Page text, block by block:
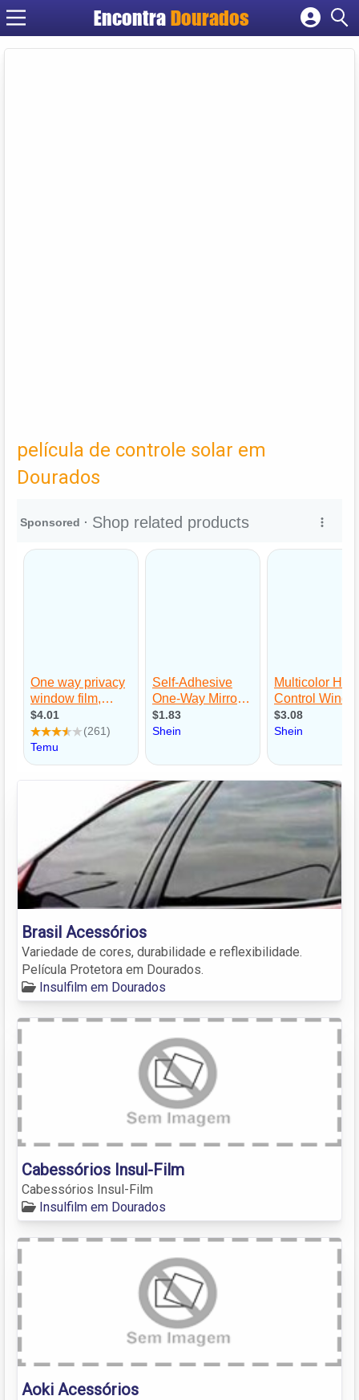
EncontraDourados
Cadastrar empresa
película de controle solar em
Dourados
Brasil Acessórios
Variedade de cores, durabilidade e reflexibilidade.
Película Protetora em Dourados.
Insulfilm em Dourados
Cabessórios Insul-Film
Cabessórios Insul-Film
Insulfilm em Dourados
Aoki Acessórios